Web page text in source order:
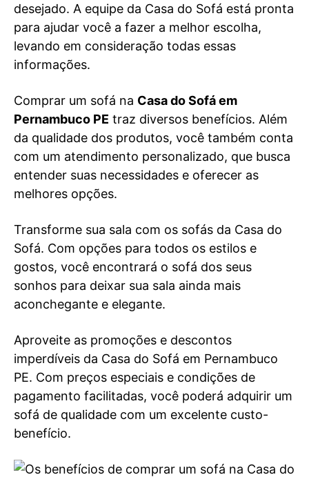
desejado. A equipe da Casa do Sofá está pronta
para ajudar você a fazer a melhor escolha,
levando em consideração todas essas
informações.
Comprar um sofá na Casa do Sofá em
Pernambuco PE traz diversos benefícios. Além
da qualidade dos produtos, você também conta
com um atendimento personalizado, que busca
entender suas necessidades e oferecer as
melhores opções.
Transforme sua sala com os sofás da Casa do
Sofá. Com opções para todos os estilos e
gostos, você encontrará o sofá dos seus
sonhos para deixar sua sala ainda mais
aconchegante e elegante.
Aproveite as promoções e descontos
imperdíveis da Casa do Sofá em Pernambuco
PE. Com preços especiais e condições de
pagamento facilitadas, você poderá adquirir um
sofá de qualidade com um excelente custo-
benefício.